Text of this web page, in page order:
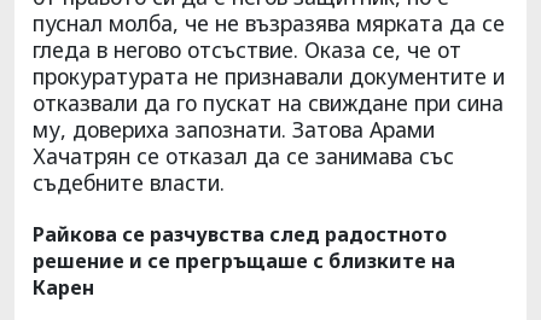
пуснал молба, че не възразява мярката да се
гледа в негово отсъствие. Оказа се, че от
прокуратурата не признавали документите и
отказвали да го пускат на свиждане при сина
му, довериха запознати. Затова Арами
Хачатрян се отказал да се занимава със
съдебните власти.
Райкова се разчувства след радостното
решение и се прегръщаше с близките на
Карен